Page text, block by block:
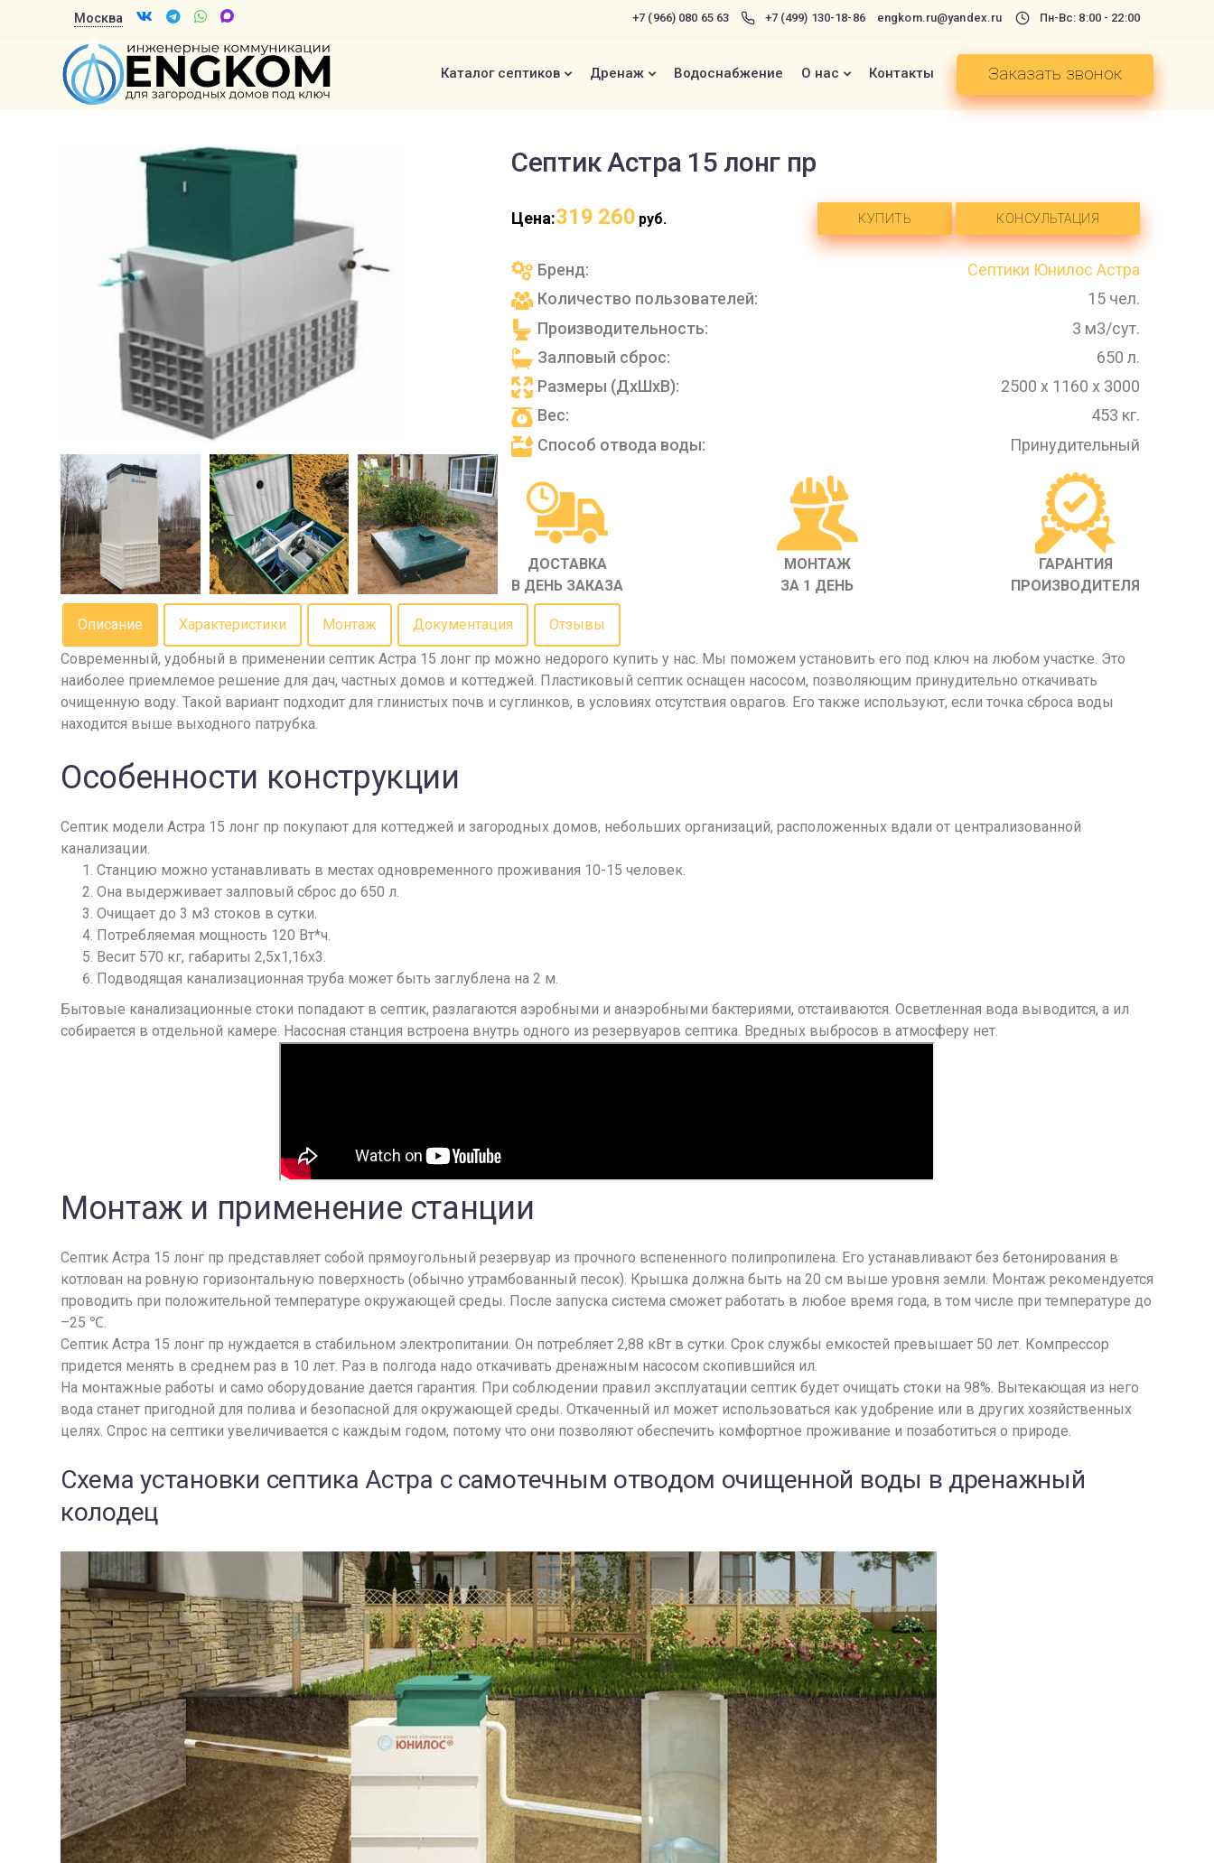
Москва +7 (966) 080 65 63 +7 (499) 130-18-86 engkom.ru@yandex.ru Пн-Вс: 8:00 - 22:00
Каталог септиков Дренаж Водоснабжение О нас Контакты Заказать звонок
Септик Астра 15 лонг пр
Цена:319 260 руб. КУПИТЬ КОНСУЛЬТАЦИЯ
Бренд:
Септики Юнилос Астра
Количество пользователей:
15 чел.
Производительность:
3 м3/сут.
Залповый сброс:
650 л.
Размеры (ДхШхВ):
2500 х 1160 х 3000
Вес:
453 кг.
Способ отвода воды:
Принудительный
ДОСТАВКА
В ДЕНЬ ЗАКАЗА
МОНТАЖ
ЗА 1 ДЕНЬ
ГАРАНТИЯ
ПРОИЗВОДИТЕЛЯ
Описание Характеристики Монтаж Документация
Отзывы
Современный, удобный в применении септик Астра 15 лонг пр можно недорого купить у нас. Мы поможем установить его под ключ на любом участке. Это
наиболее приемлемое решение для дач, частных домов и коттеджей. Пластиковый септик оснащен насосом, позволяющим принудительно откачивать
очищенную воду. Такой вариант подходит для глинистых почв и суглинков, в условиях отсутствия оврагов. Его также используют, если точка сброса воды
находится выше выходного патрубка.
Особенности конструкции
Септик модели Астра 15 лонг пр покупают для коттеджей и загородных домов, небольших организаций, расположенных вдали от централизованной
канализации.
Станцию можно устанавливать в местах одновременного проживания 10-15 человек.
Она выдерживает залповый сброс до 650 л.
Очищает до 3 м3 стоков в сутки.
Потребляемая мощность 120 Вт*ч.
Весит 570 кг, габариты 2,5х1,16х3.
Подводящая канализационная труба может быть заглублена на 2 м.
Бытовые канализационные стоки попадают в септик, разлагаются аэробными и анаэробными бактериями, отстаиваются. Осветленная вода выводится, а ил
собирается в отдельной камере. Насосная станция встроена внутрь одного из резервуаров септика. Вредных выбросов в атмосферу нет.
Монтаж и применение станции
Септик Астра 15 лонг пр представляет собой прямоугольный резервуар из прочного вспененного полипропилена. Его устанавливают без бетонирования в
котлован на ровную горизонтальную поверхность (обычно утрамбованный песок). Крышка должна быть на 20 см выше уровня земли. Монтаж рекомендуется
проводить при положительной температуре окружающей среды. После запуска система сможет работать в любое время года, в том числе при температуре до
–25 ℃.
Септик Астра 15 лонг пр нуждается в стабильном электропитании. Он потребляет 2,88 кВт в сутки. Срок службы емкостей превышает 50 лет. Компрессор
придется менять в среднем раз в 10 лет. Раз в полгода надо откачивать дренажным насосом скопившийся ил.
На монтажные работы и само оборудование дается гарантия. При соблюдении правил эксплуатации септик будет очищать стоки на 98%. Вытекающая из него
вода станет пригодной для полива и безопасной для окружающей среды. Откаченный ил может использоваться как удобрение или в других хозяйственных
целях. Спрос на септики увеличивается с каждым годом, потому что они позволяют обеспечить комфортное проживание и позаботиться о природе.
Схема установки септика Астра с самотечным отводом очищенной воды в дренажный
колодец